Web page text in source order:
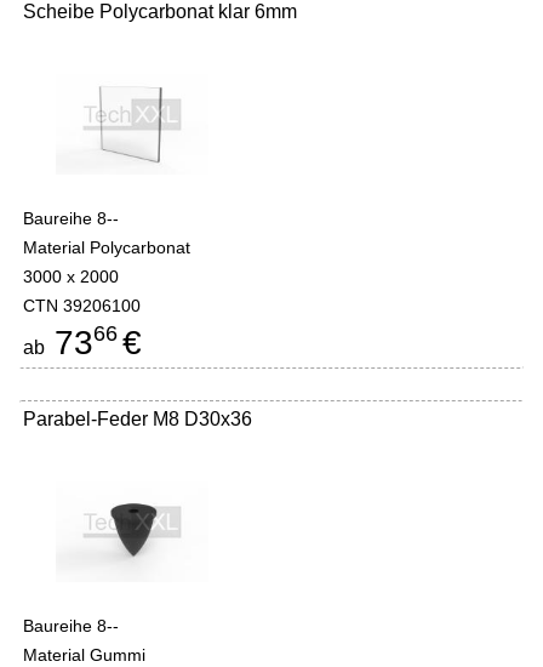
Scheibe Polycarbonat klar 6mm
Baureihe 8--
Material Polycarbonat
3000 x 2000
CTN 39206100
ab 7366 €
Parabel-Feder M8 D30x36
Baureihe 8--
Material Gummi